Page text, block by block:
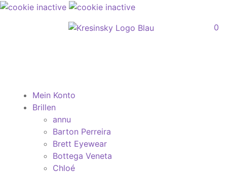
0
Mein Konto
Brillen
annu
Barton Perreira
Brett Eyewear
Bottega Veneta
Chloé